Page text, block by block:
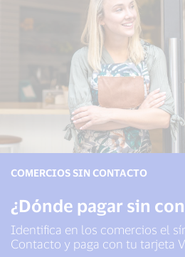
COMERCIOS SIN CONTACTO
¿Dónde pagar sin
Identifica en los comercios el
Contacto y paga con tu tarjeta